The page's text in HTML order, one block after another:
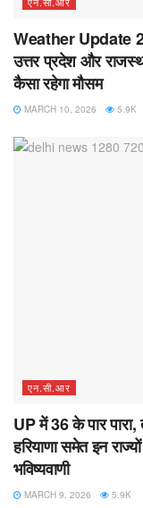
Weather Update
उत्तर प्रदेश और
कैसा रहेगा मौसम
MARCH 10, 2026 5.9K
एन.सी.आर
UP में 36 के पार पारा,
हरियाणा समेत इन
भविष्यवाणी
MARCH 9, 2026 5.9K